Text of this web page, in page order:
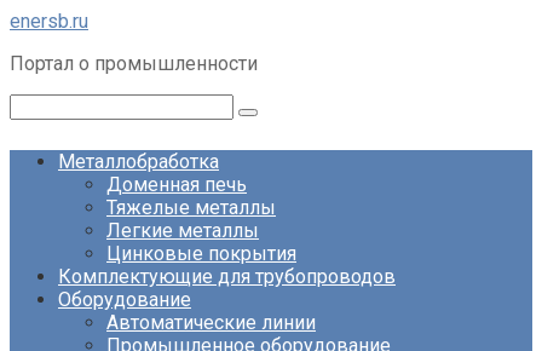
Перейти
контенту
enersb.ru
Портал о промышленности
Металлобработка
Доменная печь
Тяжелые металлы
Легкие металлы
Цинковые покрытия
Комплектующие для трубопроводов
Оборудование
Автоматические линии
Промышленное оборудование